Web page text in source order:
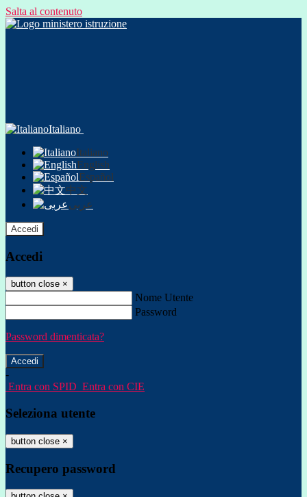
Salta al contenuto
Italiano
Italiano
English
Español
中文
عربى
Accedi
Accedi
button close ×
Nome Utente
Password
Password dimenticata?
-
Entra con SPID Entra con CIE
Seleziona utente
button close ×
Recupero password